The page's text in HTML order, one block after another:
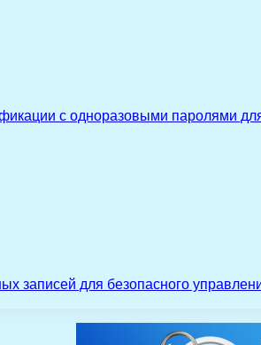
с одноразовыми паролями
записей для безопасного